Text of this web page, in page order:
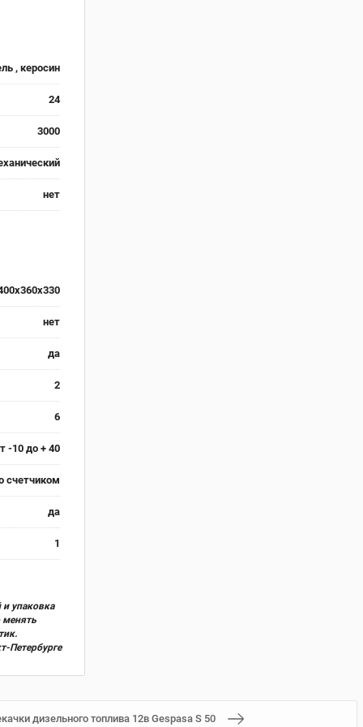
, керосин
24
3000
нет
нет
да
2
6
-10 до + 40
счетчиком
да
1
упаковка
менять
Петербурге
дизельного топлива 12в Gespasa S 50